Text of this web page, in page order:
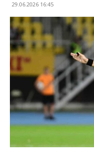
29.06.2026 16:45